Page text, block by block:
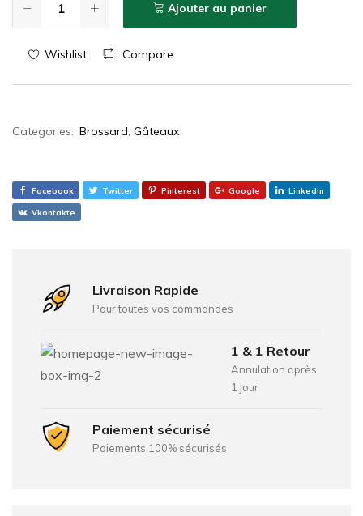
Ajouter au panier
Wishlist Compare
Categories: Brossard, Gâteaux
Facebook Twitter Pinterest Google Linkedin
Vkontakte
Livraison Rapide
Pour toutes vos commandes
1 & 1 Retour
Annulation après
1 jour
Paiement sécurisé
Paiements 100% sécurisés